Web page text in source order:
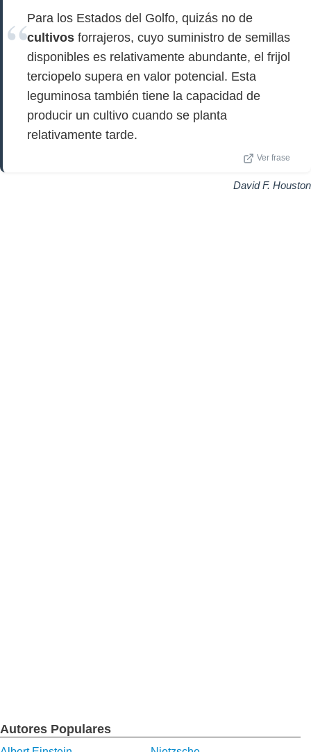
Para los Estados del Golfo, quizás no de
cultivos forrajeros, cuyo suministro de semillas
disponibles es relativamente abundante, el frijol
terciopelo supera en valor potencial. Esta
leguminosa también tiene la capacidad de
producir un cultivo cuando se planta
relativamente tarde.
Ver frase
David F. Houston
Autores Populares